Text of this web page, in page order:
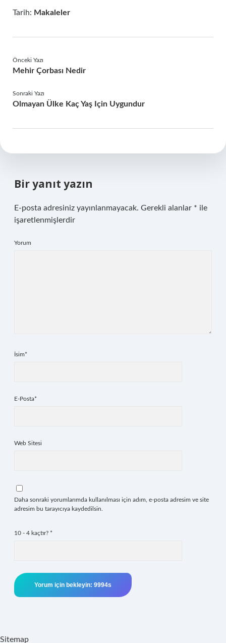
Tarih: Makaleler
Önceki Yazı
Mehir Çorbası Nedir
Sonraki Yazı
Olmayan Ülke Kaç Yaş Için Uygundur
Bir yanıt yazın
E-posta adresiniz yayınlanmayacak. Gerekli alanlar * ile
işaretlenmişlerdir
Yorum
İsim*
E-Posta*
Web Sitesi
Daha sonraki yorumlarımda kullanılması için adım, e-posta adresim ve site
adresim bu tarayıcıya kaydedilsin.
10 - 4 kaçtır? *
Sitemap